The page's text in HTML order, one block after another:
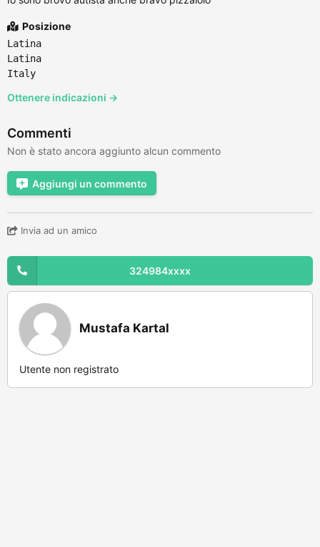
Posizione
Latina
Latina
Italy
Ottenere indicazioni →
Commenti
Non è stato ancora aggiunto alcun commento
Aggiungi un commento
Invia ad un amico
324984xxxx
Mustafa Kartal
Utente non registrato